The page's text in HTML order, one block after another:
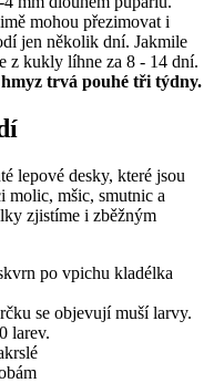
mohou přezimovat i
jen několik dní. Jakmile
z kukly líhne za 8 - 14 dní.
trvá pouhé tři týdny.
lepové desky, které jsou
molic, mšic, smutnic a
zjistíme i zběžným
po vpichu kladélka
se objevují muší larvy.
larev.